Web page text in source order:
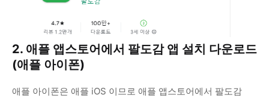
2. 애플 앱스토어에서 팔도감 앱 설치 다운로드
(애플 아이폰)
애플 아이폰은 애플 iOS 이므로 애플 앱스토어에서 팔도감